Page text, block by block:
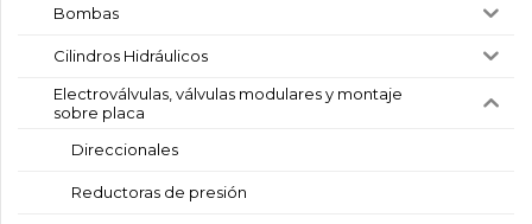
Bombas
Cilindros Hidráulicos
Electroválvulas, válvulas modulares y montaje
sobre placa
Direccionales
Reductoras de presión